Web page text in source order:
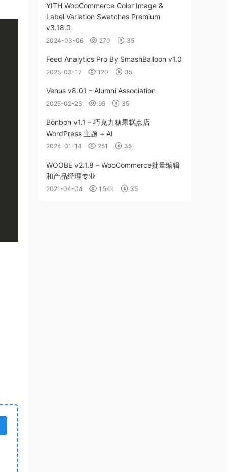
YITH WooCommerce Color Image &
Label Variation Swatches Premium
v3.18.0
2024-03-06 270 35
Feed Analytics Pro By SmashBalloon v1.0
2025-03-17 120 35
Venus v8.01 – Alumni Association
2025-02-23 95 35
Bonbon v1.1 – 巧克力糖果糕点店
WordPress 主题 + AI
2024-01-14 251 35
WOOBE v2.1.8 – WooCommerce批量编辑
和产品经理专业
2021-04-04 1.54k 35